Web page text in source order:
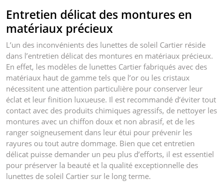
Entretien délicat des montures en
matériaux précieux
L’un des inconvénients des lunettes de soleil Cartier réside
dans l’entretien délicat des montures en matériaux précieux.
En effet, les modèles de lunettes Cartier fabriqués avec des
matériaux haut de gamme tels que l’or ou les cristaux
nécessitent une attention particulière pour conserver leur
éclat et leur finition luxueuse. Il est recommandé d’éviter tout
contact avec des produits chimiques agressifs, de nettoyer les
montures avec un chiffon doux et non abrasif, et de les
ranger soigneusement dans leur étui pour prévenir les
rayures ou tout autre dommage. Bien que cet entretien
délicat puisse demander un peu plus d’efforts, il est essentiel
pour préserver la beauté et la qualité exceptionnelle des
lunettes de soleil Cartier sur le long terme.